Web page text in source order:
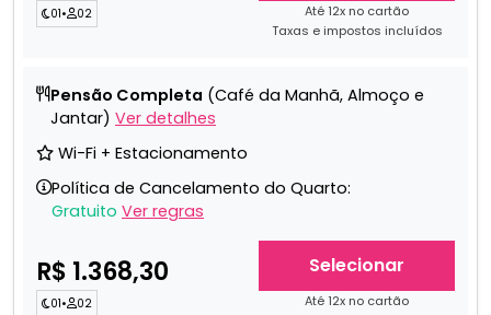
01• 02
Até 12x no cartão
Taxas e impostos incluídos
Pensão Completa (Café da Manhã, Almoço e
Jantar) Ver detalhes
Wi-Fi + Estacionamento
Política de Cancelamento do Quarto:
Gratuito Ver regras
R$ 1.368,30
01• 02
Selecionar
Até 12x no cartão